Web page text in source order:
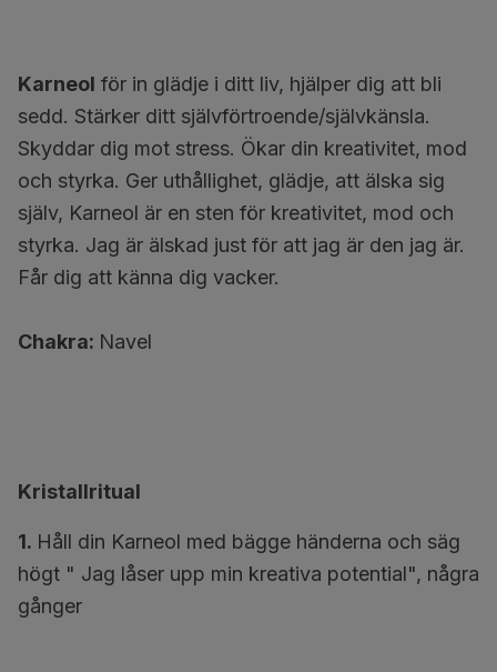
Karneol för in glädje i ditt liv, hjälper dig att bli
sedd. Stärker ditt självförtroende/självkänsla.
Skyddar dig mot stress. Ökar din kreativitet, mod
och styrka. Ger uthållighet, glädje, att älska sig
själv, Karneol är en sten för kreativitet, mod och
styrka. Jag är älskad just för att jag är den jag är.
Får dig att känna dig vacker.
Chakra: Navel
Kristallritual
1. Håll din Karneol med bägge händerna och säg
högt " Jag låser upp min kreativa potential", några
gånger